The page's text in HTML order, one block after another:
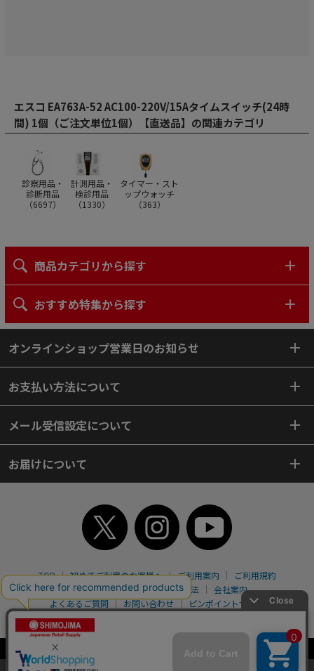
エスコ EA763A-52 AC100-220V/15Aタイムスイッチ(24時
間) 1個（ご注文単位1個）【直送品】の関連カテゴリ
診察用品・
診断用品
（6697）
計測用品・
検診用品
（1330）
タイマー・スト
ップウォッチ
（363）
商品カテゴリから探す
おすすめ特集から探す
オンラインショップ営業日のお知らせ
お支払い方法について
メール受信設定について
お届けについて
TOP 初めてご利用のお客様へ ご利用案内
ご利用規約
個人情報保護方針
特定商取引法
会社案内
よくあるご質問
お問い合わせ
ピンポイントサーチ
サイトマップ
Copyright© 2018 SHIMOJIMA Co.,Ltd. All Rights Reserved.